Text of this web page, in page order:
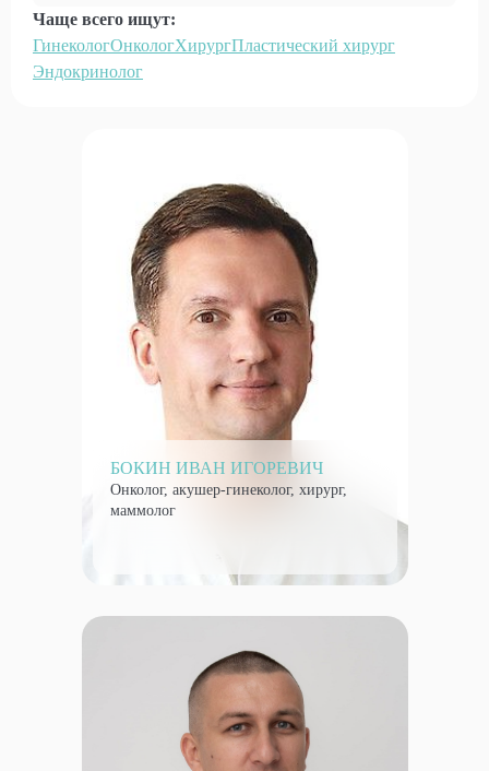
Чаще всего ищут:
ГинекологОнкологХирургПластический хирург
Эндокринолог
БОКИН ИВАН ИГОРЕВИЧ
Онколог, акушер-гинеколог, хирург,
маммолог